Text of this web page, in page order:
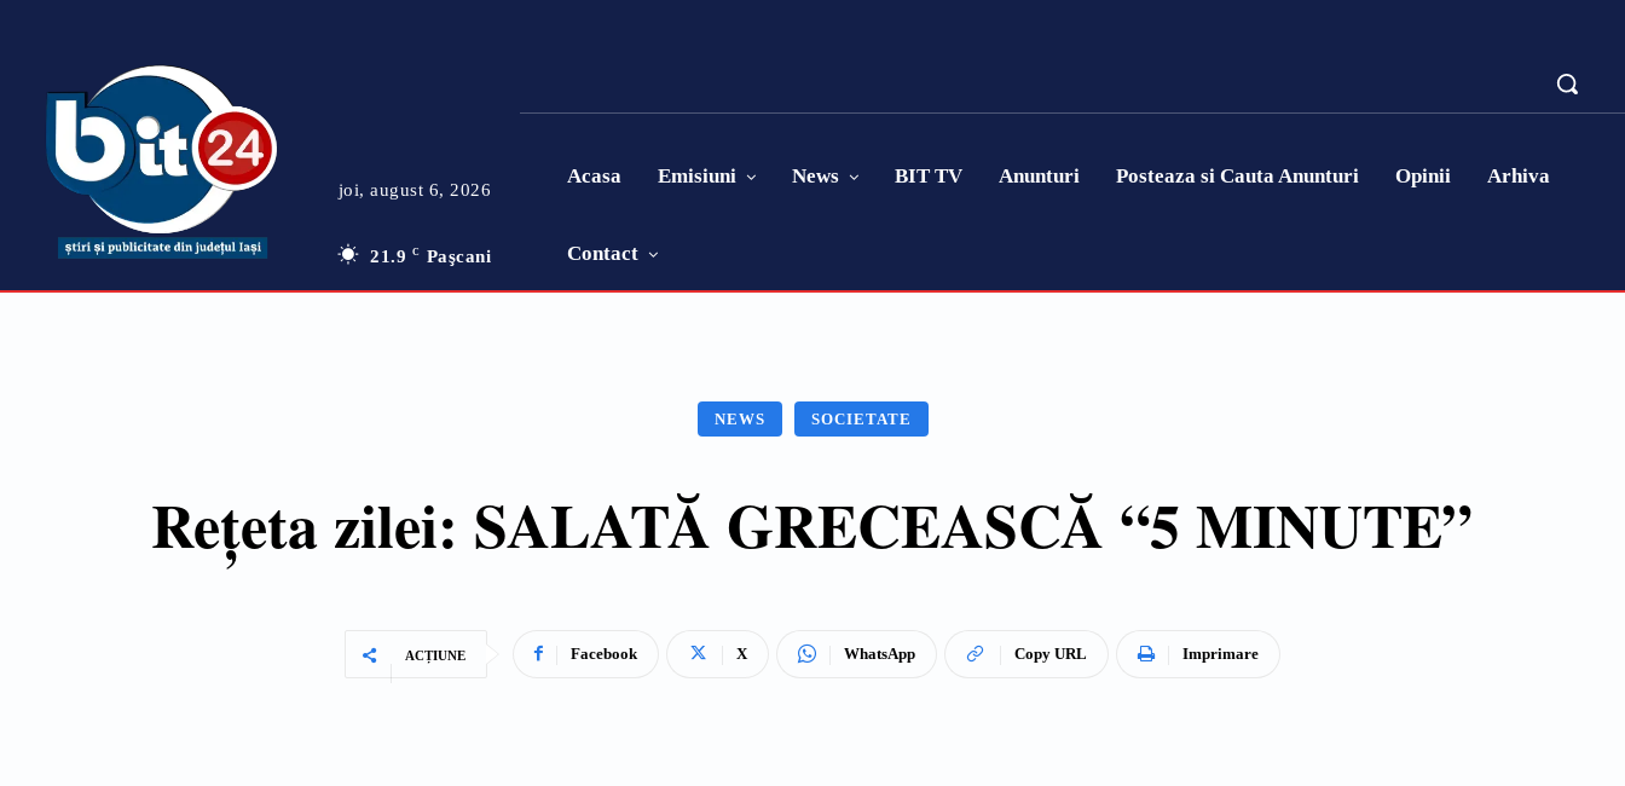
joi, august 6, 2026
21.9 C Paşcani
Acasa Emisiuni News BIT TV Anunturi Posteaza si Cauta Anunturi Opinii Arhiva
Contact
NEWS SOCIETATE
Rețeta zilei: SALATĂ GRECEASCĂ “5 MINUTE”
ACȚIUNE Facebook X WhatsApp Copy URL Imprimare